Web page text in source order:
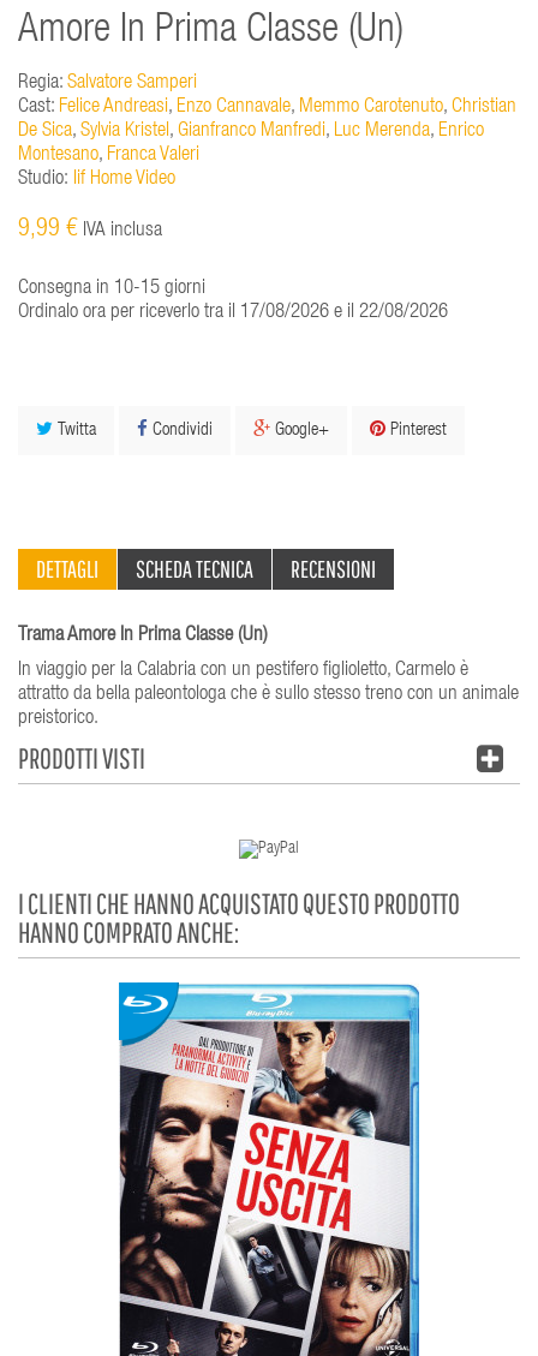
Amore In Prima Classe (Un)
Regia: Salvatore Samperi
Cast: Felice Andreasi, Enzo Cannavale, Memmo Carotenuto, Christian
De Sica, Sylvia Kristel, Gianfranco Manfredi, Luc Merenda, Enrico
Montesano, Franca Valeri
Studio: Iif Home Video
9,99 € IVA inclusa
Consegna in 10-15 giorni
Ordinalo ora per riceverlo tra il 17/08/2026 e il 22/08/2026
Twitta Condividi Google+ Pinterest
DETTAGLI SCHEDA TECNICA RECENSIONI
Trama Amore In Prima Classe (Un)
In viaggio per la Calabria con un pestifero figlioletto, Carmelo è
attratto da bella paleontologa che è sullo stesso treno con un animale
preistorico.
PRODOTTI VISTI
I CLIENTI CHE HANNO ACQUISTATO QUESTO PRODOTTO
HANNO COMPRATO ANCHE: